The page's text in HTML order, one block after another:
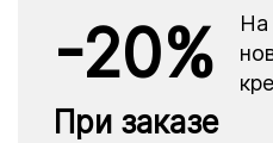
-20%
На
При заказе